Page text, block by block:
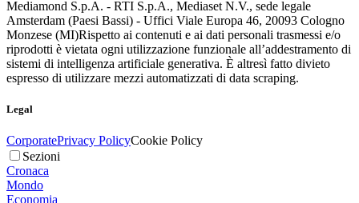
Mediamond S.p.A. - RTI S.p.A., Mediaset N.V., sede legale
Amsterdam (Paesi Bassi) - Uffici Viale Europa 46, 20093 Cologno
Monzese (MI)Rispetto ai contenuti e ai dati personali trasmessi e/o
riprodotti è vietata ogni utilizzazione funzionale all’addestramento di
sistemi di intelligenza artificiale generativa. È altresì fatto divieto
espresso di utilizzare mezzi automatizzati di data scraping.
Legal
CorporatePrivacy PolicyCookie Policy
Sezioni
Cronaca
Mondo
Economia